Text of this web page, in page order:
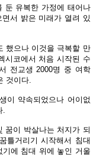
둔 유복한 가정에 태어나
서 밝은 미래가 열려 있
했으나 이것을 극복할 만
시코에서 처음 시작된 수
전교생 2000명 중 여학
것이다.
이 약속되었으나 어이없
꿈이 박살나는 처지가 되
틀거리기 시작해서 침대
에 침대 위에 놓인 거울